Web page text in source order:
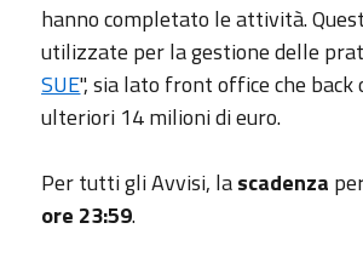
hanno completato le attività.
utilizzate per la gestione delle
SUE", sia lato front office che
ulteriori 14 milioni di euro.
Per tutti gli Avvisi, lascadenza
ore 23:59.